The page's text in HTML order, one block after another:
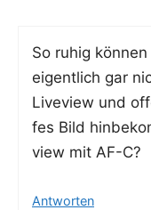
So ruhig
eigent­lich gar
Live­view und
fes Bild
view mit AF-C?
Antworten